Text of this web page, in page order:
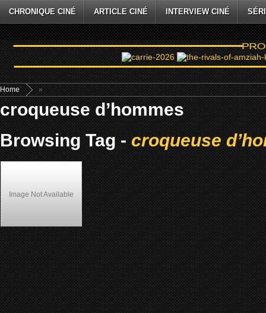
CHRONIQUE CINÉ ARTICLE CINÉ INTERVIEW CINÉ
Home »
croqueuse d’hommes
Browsing Tag -croqueuse
Image Not Available
Woo (1998)